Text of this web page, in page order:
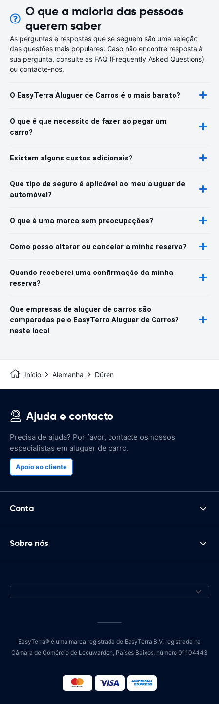
O que a maioria das pessoas
querem saber
As perguntas e respostas que se seguem são uma seleção
das questões mais populares. Caso não encontre resposta à
sua pergunta, consulte as FAQ (Frequently Asked Questions)
ou contacte-nos.
O EasyTerra Aluguer de Carros é o mais barato?
O que é que necessito de fazer ao pegar um
carro?
Existem alguns custos adicionais?
Que tipo de seguro é aplicável ao meu aluguer de
automóvel?
O que é uma marca sem preocupações?
Como posso alterar ou cancelar a minha reserva?
Quando receberei uma confirmação da minha
reserva?
Que empresas de aluguer de carros são
comparadas pelo EasyTerra Aluguer de Carros?
neste local
Início Alemanha Düren
Ajuda e contacto
Precisa de ajuda? Por favor, contacte os nossos
especialistas em aluguer de carro.
Apoio ao cliente
Conta
Sobre nós
EasyTerra® é uma marca registrada de EasyTerra B.V. registrada na
Câmara de Comércio de Leeuwarden, Países Baixos, número 01104443